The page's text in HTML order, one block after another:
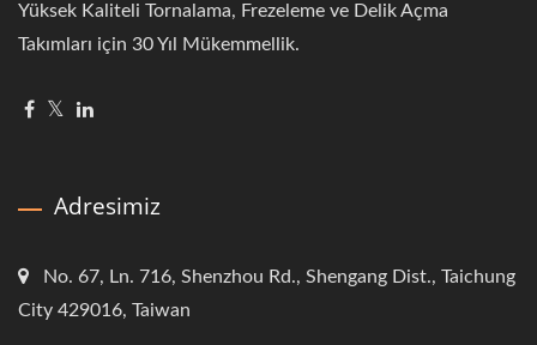
Yüksek Kaliteli Tornalama, Frezeleme ve Delik Açma
Takımları için 30 Yıl Mükemmellik.
Adresimiz
No. 67, Ln. 716, Shenzhou Rd., Shengang Dist., Taichung
City 429016, Taiwan